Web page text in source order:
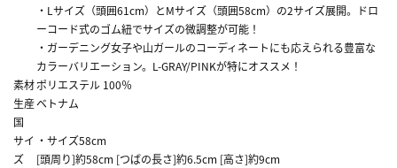
・Lサイズ（頭囲61cm）とMサイズ（頭囲58cm）の2サイズ展開。ドロ
ーコード式のゴム紐でサイズの微調整が可能！
・ガーデニング女子や山ガールのコーディネートにも応えられる豊富な
カラーバリエーション。L-GRAY/PINKが特にオススメ！
素材ポリエステル 100％
生産
国
ベトナム
サイ
ズ
・サイズ58cm
[頭周り]約58cm [つばの長さ]約6.5cm [高さ]約9cm